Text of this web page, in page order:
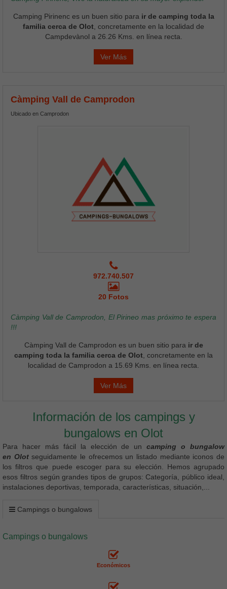
Camping Pirinenc es un buen sitio para ir de camping toda la
familia cerca de Olot , concretamente en la localidad de
Campdevànol a 26.26 Kms. en línea recta.
Ver Más
Càmping Vall de Camprodon
Ubicado en Camprodon
972.740.507
20 Fotos
Càmping Vall de Camprodon, El Pirineo mas próximo te espera
!!!
Càmping Vall de Camprodon es un buen sitio para ir de
camping toda la familia cerca de Olot , concretamente en la
localidad de Camprodon a 15.69 Kms. en línea recta.
Ver Más
Información de los campings y
bungalows en Olot
Para hacer más fácil la elección de uncamping o bungalow
en Olotseguidamente le ofrecemos un listado mediante iconos de
los filtros que puede escoger para su elección. Hemos agrupado
esos filtros según grandes tipos de grupos: Categoría, público ideal,
instalaciones deportivas, temporada, características, situación,...
Campings o bungalows
Campings o bungalows
Económicos